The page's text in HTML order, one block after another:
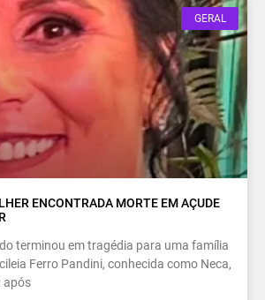
GERAL
ENCONTRADA MORTE EM AÇUDE
terminou em tragédia para uma família
Ferro Pandini, conhecida como Neca,
após